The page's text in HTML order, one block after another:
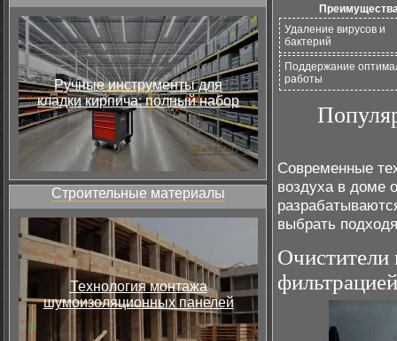
Ручные инструменты для
кладки кирпича: полный набор
Строительные материалы
Технология монтажа
шумоизоляционных панелей
Удаление вирусов и
бактерий
Поддержание
работы
Современные
воздуха в доме
выбрать
Очистители
фильтрацией